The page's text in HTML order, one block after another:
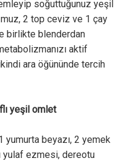
soğuttuğunuz yeşil
muz, 2 top ceviz ve 1 çay
birlikte blenderdan
aktif
ara öğününde tercih
yeşil omlet
yumurta beyazı, 2 yemek
yulaf ezmesi, dereotu